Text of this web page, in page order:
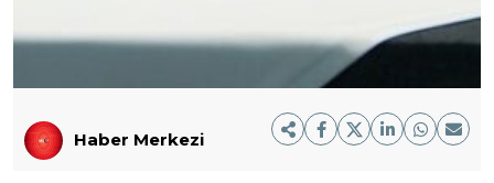
Haber Merkezi